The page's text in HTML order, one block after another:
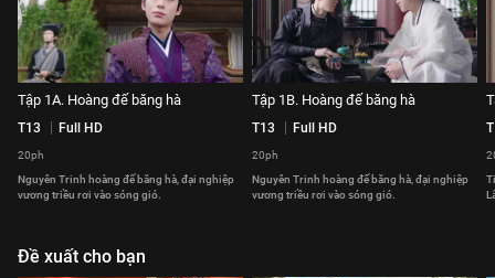
Tập 1A. Hoàng đế băng hà
T13 Full HD
20ph
Nguyên Trinh hoàng đế băng hà, đại nghiệp
vương triều rơi vào sóng gió.
Tập 1B. Hoàng đế băng hà
T13 Full HD
20ph
Nguyên Trinh hoàng đế băng hà, đại nghiệp
vương triều rơi vào sóng gió.
Đề xuất cho bạn